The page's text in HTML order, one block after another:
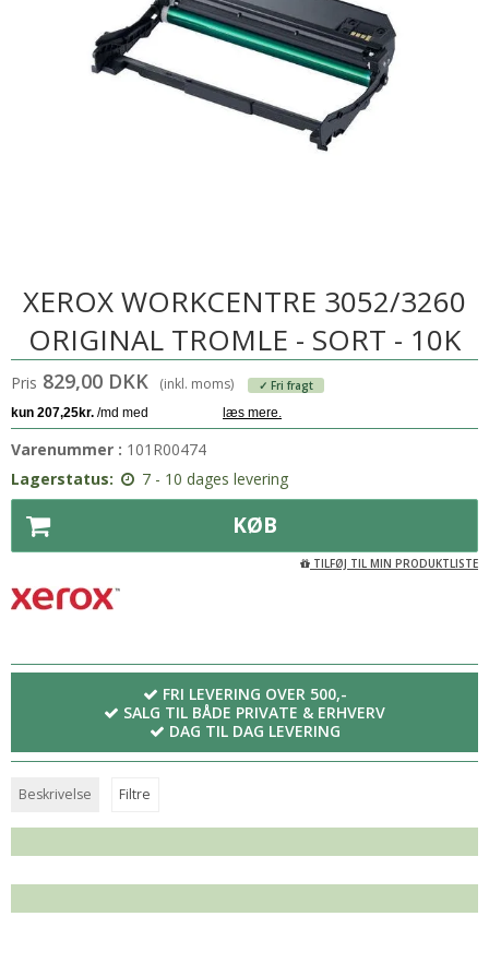
XEROX WORKCENTRE 3052/3260
ORIGINAL TROMLE - SORT - 10K
Pris 829,00 DKK (inkl. moms) ✓ Fri fragt
Varenummer : 101R00474
Lagerstatus:
7 - 10 dages levering
KØB
TILFØJ TIL MIN PRODUKTLISTE
FRI LEVERING OVER 500,-
SALG TIL BÅDE PRIVATE & ERHVERV
DAG TIL DAG LEVERING
Beskrivelse Filtre